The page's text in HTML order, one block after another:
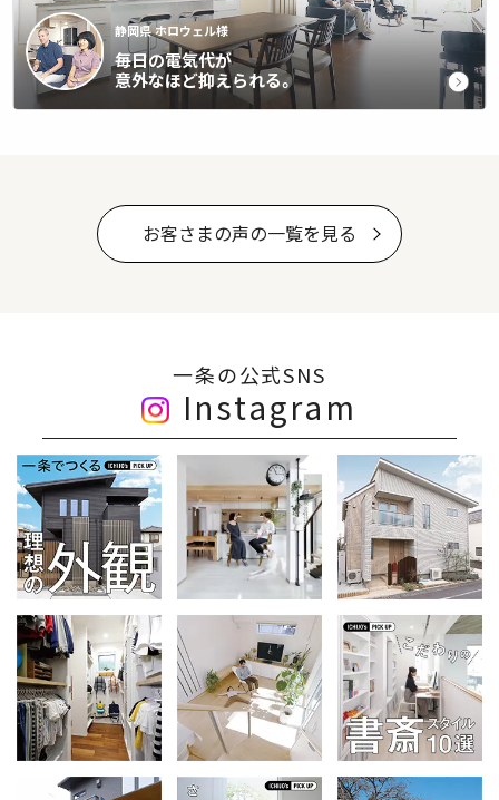
静岡県 ホロウェル様
毎日の電気代が
意外なほど抑えられる。
お客さまの声の一覧を見る
一条の公式SNS
Instagram